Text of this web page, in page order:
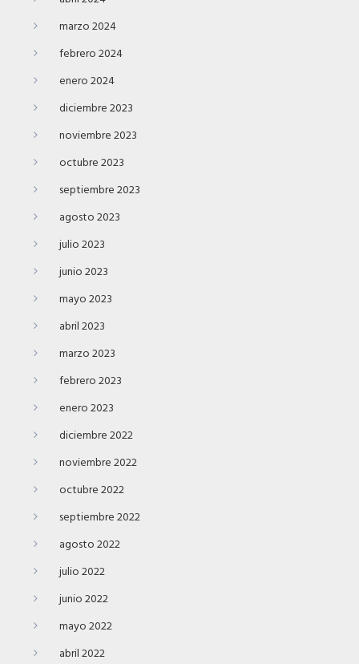
marzo 2024
febrero 2024
enero 2024
diciembre 2023
noviembre 2023
octubre 2023
septiembre 2023
agosto 2023
julio 2023
junio 2023
mayo 2023
abril 2023
marzo 2023
febrero 2023
enero 2023
diciembre 2022
noviembre 2022
octubre 2022
septiembre 2022
agosto 2022
julio 2022
junio 2022
mayo 2022
abril 2022